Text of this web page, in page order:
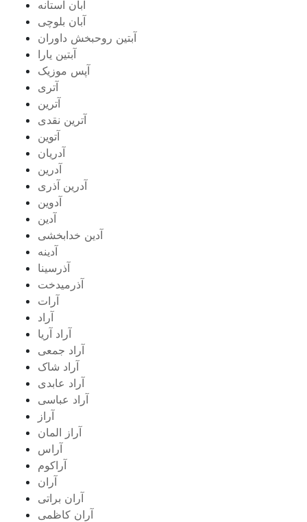
آبان آستانه
آبان بلوچی
آبتین روحبخش داوران
آبتین یارا
آپس موزیک
آتری
آترین
آترین نقدی
آتوین
آدریان
آدرین
آدرین آذری
آدوین
آدین
آدین خدابخشی
آدینه
آذرسینا
آذرمیدخت
آرات
آراد
آراد آریا
آراد جمعی
آراد شاک
آراد عابدی
آراد عباسی
آراز
آراز المان
آراس
آراکوم
آران
آران براتی
آران کاظمی